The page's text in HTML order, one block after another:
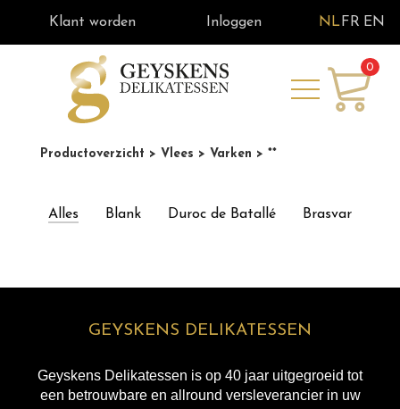
Klant worden Inloggen NL FR EN
0
Productoverzicht > Vlees > Varken > **
Alles Blank Duroc de Batallé Brasvar
GEYSKENS DELIKATESSEN
Geyskens Delikatessen is op 40 jaar uitgegroeid tot
een betrouwbare en allround versleverancier in uw